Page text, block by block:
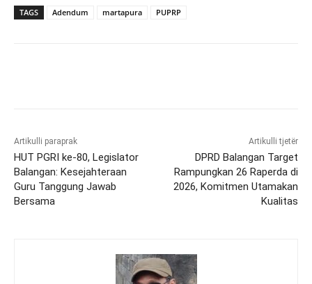
TAGS Adendum martapura PUPRP
Artikulli paraprak
HUT PGRI ke-80, Legislator
Balangan: Kesejahteraan
Guru Tanggung Jawab
Bersama
Artikulli tjetër
DPRD Balangan Target
Rampungkan 26 Raperda di
2026, Komitmen Utamakan
Kualitas